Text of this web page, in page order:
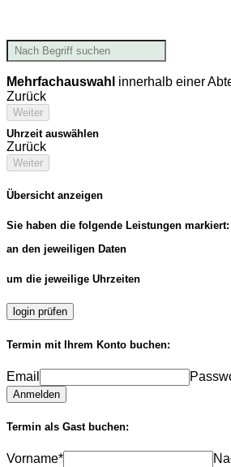
Mehrfachauswahl innerhalb einer
Zurück
Weiter
Uhrzeit auswählen
Zurück
Weiter
Übersicht anzeigen
Sie haben die folgende Leistungen markiert:
an den jeweiligen Daten
um die jeweilige Uhrzeiten
login prüfen
Termin mit Ihrem Konto buchen:
Email
Anmelden
Termin als Gast buchen:
Vorname*